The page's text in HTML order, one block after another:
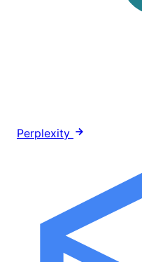
Perplexity